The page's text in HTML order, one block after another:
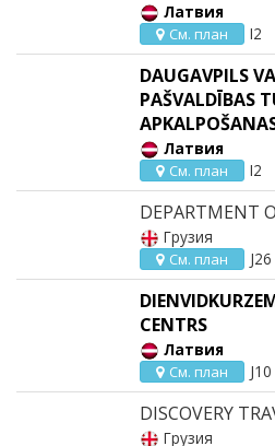
Латвия
См. план I2
DAUGAVPILS
PAŠVALDĪBAS
Латвия
См. план I2
DEPARTMENT
Грузия
См. план J26
CENTRS
Латвия
См. план J10
DISCOVERY
Грузия